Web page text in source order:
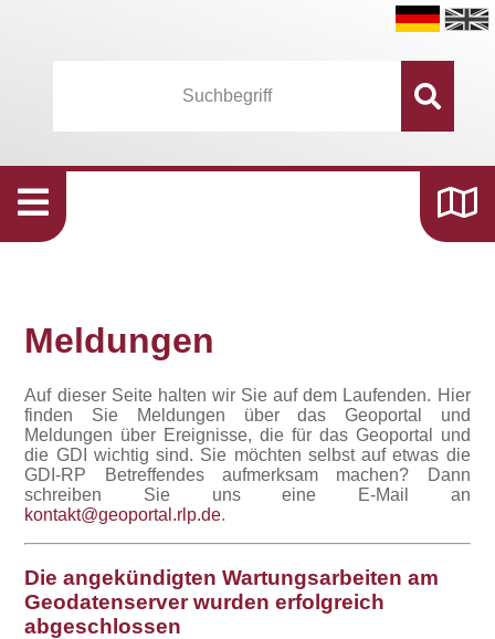
Meldungen
Auf dieser Seite halten wir Sie auf dem Laufenden. Hier
finden Sie Meldungen über das Geoportal und
Meldungen über Ereignisse, die für das Geoportal und
die GDI wichtig sind. Sie möchten selbst auf etwas die
GDI-RP Betreffendes aufmerksam machen? Dann
schreiben Sie uns eine E-Mail an
kontakt@geoportal.rlp.de.
Die angekündigten Wartungsarbeiten am
Geodatenserver wurden erfolgreich
abgeschlossen